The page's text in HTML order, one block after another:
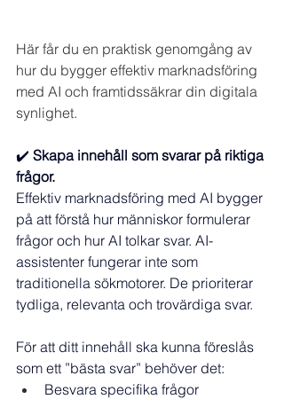
Här får du en praktisk genomgång av
hur du bygger effektiv marknadsföring
med AI och framtidssäkrar din digitala
synlighet.
✔️ Skapa innehåll som svarar på riktiga
frågor.
Effektiv marknadsföring med AI bygger
på att förstå hur människor formulerar
frågor och hur AI tolkar svar. AI-
assistenter fungerar inte som
traditionella sökmotorer. De prioriterar
tydliga, relevanta och trovärdiga svar.
För att ditt innehåll ska kunna föreslås
som ett ”bästa svar” behöver det:
Besvara specifika frågor